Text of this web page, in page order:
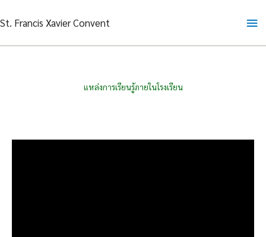
to
St. Francis Xavier Convent
แหล่งการเรียนรู้ภายในโรงเรียน